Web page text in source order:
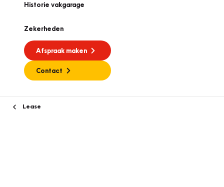
Historie vakgarage
Zekerheden
Afspraak maken
Contact
Lease